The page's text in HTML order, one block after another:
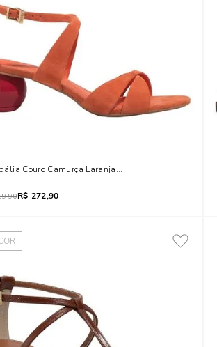
Couro Camurça Laranja Salto Baixo Geométrico
R$ 272,90